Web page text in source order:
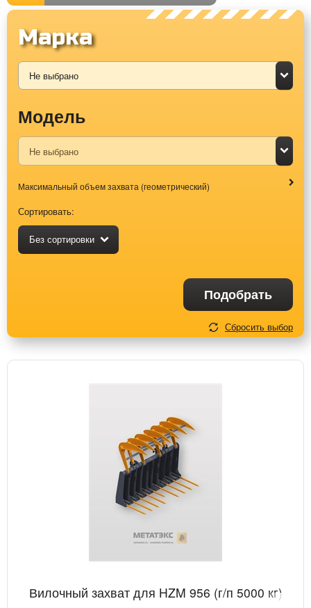
Марка
Модель
Максимальный объем захвата (геометрический)
Сортировать:
Без сортировки
Подобрать
Сбросить выбор
Вилочный захват для HZM 956 (г/п 5000 кг)